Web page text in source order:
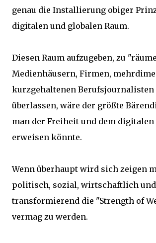
genau die Installierung obiger
digitalen und globalen Raum.
Diesen Raum aufzugeben, zu
Medienhäusern, Firmen,
kurzgehaltenen Berufsjournalisten
überlassen, wäre der größte
man der Freiheit und dem digitalen
erweisen könnte.
Wenn überhaupt wird sich zeigen
politisch, sozial, wirtschaftlich
transformierend die "Strength of
vermag zu werden.